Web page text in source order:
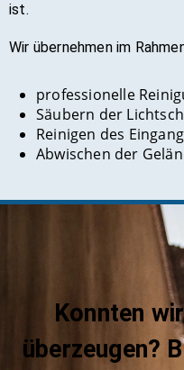
ist.
Wir übernehmen im
professionelle
Säubern der
Reinigen des
Abwischen der
Konnten
überzeugen?